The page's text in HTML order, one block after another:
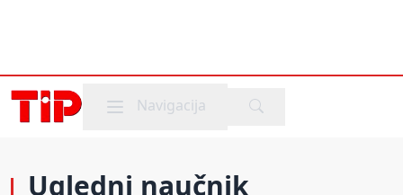
Mobile menu
Navigacija
Ugledni naučnik